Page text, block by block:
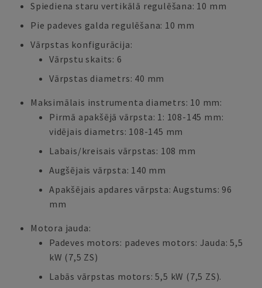
Spiediena staru vertikālā regulēšana: 10 mm
Pie padeves galda regulēšana: 10 mm
Vārpstas konfigurācija:
Vārpstu skaits: 6
Vārpstas diametrs: 40 mm
Maksimālais instrumenta diametrs: 10 mm:
Pirmā apakšējā vārpsta: 1: 108-145 mm:
vidējais diametrs: 108-145 mm
Labais/kreisais vārpstas: 108 mm
Augšējais vārpsta: 140 mm
Apakšējais apdares vārpsta: Augstums: 96
mm
Motora jauda:
Padeves motors: padeves motors: Jauda: 5,5
kW (7,5 ZS)
Labās vārpstas motors: 5,5 kW (7,5 ZS).